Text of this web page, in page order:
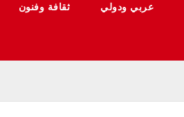
عربي ودولي ثقافة وفنون